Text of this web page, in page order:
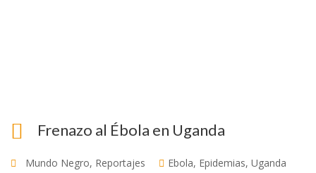
Frenazo al Ébola en Uganda
Mundo Negro, Reportajes Ebola, Epidemias, Uganda